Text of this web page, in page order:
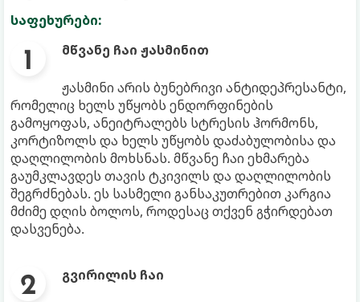
საფეხურები:
მწვანე ჩაი ჟასმინით
ჟასმინი არის ბუნებრივი ანტიდეპრესანტი,
რომელიც ხელს უწყობს ენდორფინების
გამოყოფას, ანეიტრალებს სტრესის ჰორმონს,
კორტიზოლს და ხელს უწყობს დაძაბულობისა და
დაღლილობის მოხსნას. მწვანე ჩაი ეხმარება
გაუმკლავდეს თავის ტკივილს და დაღლილობის
შეგრძნებას. ეს სასმელი განსაკუთრებით კარგია
მძიმე დღის ბოლოს, როდესაც თქვენ გჭირდებათ
დასვენება.
გვირილის ჩაი